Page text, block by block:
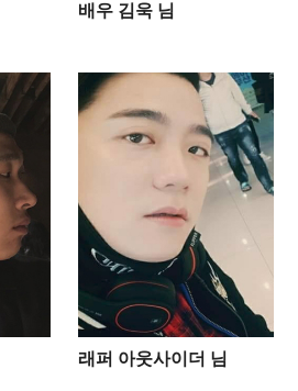
배우 김욱 님​
래퍼 아웃사이더 님